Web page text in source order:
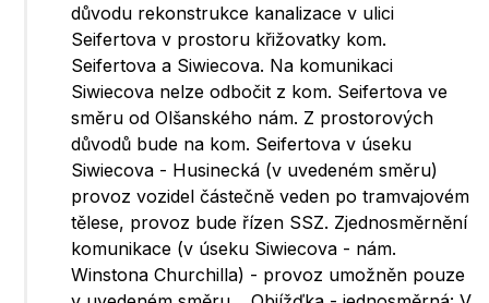
důvodu rekonstrukce kanalizace v ulici
Seifertova v prostoru křižovatky kom.
Seifertova a Siwiecova. Na komunikaci
Siwiecova nelze odbočit z kom. Seifertova ve
směru od Olšanského nám. Z prostorových
důvodů bude na kom. Seifertova v úseku
Siwiecova - Husinecká (v uvedeném směru)
provoz vozidel částečně veden po tramvajovém
tělese, provoz bude řízen SSZ. Zjednosměrnění
komunikace (v úseku Siwiecova - nám.
Winstona Churchilla) - provoz umožněn pouze